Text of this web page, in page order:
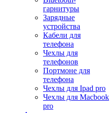
гарнитуры
Зарядные
устройства
Кабели для
телефона
Чехлы для
телефонов
Портмоне для
телефона
Чехлы для Ipad pro
Чехлы для Macbook
pro